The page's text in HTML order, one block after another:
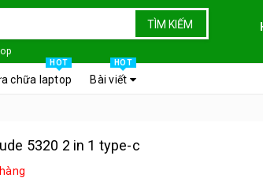
TÌM KIẾM
chữa laptop
HOT
Bài viết
HOT
5320 2 in 1 type-c